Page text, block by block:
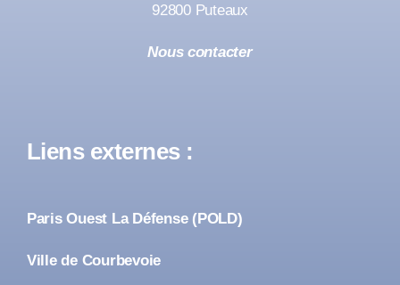
92800 Puteaux
Nous contacter
Liens externes :
Paris Ouest La Défense (POLD)
Ville de Courbevoie